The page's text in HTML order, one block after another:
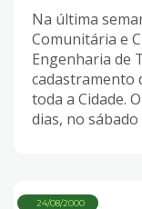
Na última
Comunitária e
Engenharia de
cadastramento
toda a Cidade.
dias, no sábado
24/08/2000